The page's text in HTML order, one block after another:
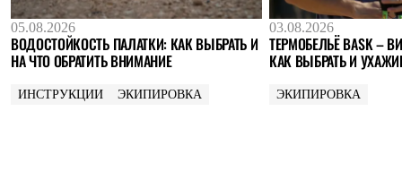
05.08.2026
ВОДОСТОЙКОСТЬ ПАЛАТКИ: КАК ВЫБРАТЬ И
НА ЧТО ОБРАТИТЬ ВНИМАНИЕ
ИНСТРУКЦИИ ЭКИПИРОВКА
03.08.2026
ТЕРМОБЕЛЬЁ BASK –
КАК ВЫБРАТЬ И
ЭКИПИРОВКА